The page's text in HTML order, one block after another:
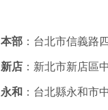
本部 ：台北市信義路
新店 ：新北市新店區
永和 ：台北縣永和市